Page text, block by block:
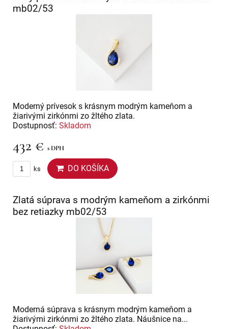
mb02/53
Moderný prívesok s krásnym modrým kameňom a
žiarivými zirkónmi zo žltého zlata.
Dostupnosť: Skladom
432 € s DPH
ks DO KOŠÍKA
Zlatá súprava s modrým kameňom a zirkónmi
bez retiazky mb02/53
Moderná súprava s krásnym modrým kameňom a
žiarivými zirkónmi zo žltého zlata. Náušnice na...